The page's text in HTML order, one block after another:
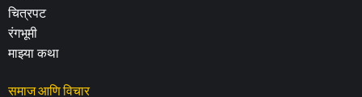
चित्रपट
रंगभूमी
माझ्या कथा